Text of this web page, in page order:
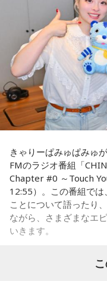
して、戦争体験の聞き
だ、普通の空襲は、家
いた人が分かりますが
た人ばかりで、調査は
そこで、齊藤さんをは
テレビなどの協力を得
告も出しながら、列車
のご遺族も多く、次か
割の亡くなった方のお
いのはな慰霊碑
合わせて、地元の皆さ
ようになりました。
かくかわいくして恋人
て「前髪が崩れちゃっ
だから、ちゃんと暑さ
うがいいよ！ ハンディ
んだよ！ 熱中症になっ
当たったら神宮公演も
暑いからね（笑）。恋
汗をかいて「前髪がな
前タオルと一緒に汗拭
「当たったら」だもん
（笑）！ だって、2人
行けて、ライブにも行
ように♡
※放送エリア外の方は
きゃりーぱみゅぱみゅ
FMのラジオ番組「
Chapter #0 ～Touch
12:55）。この番組で
ことについて語ったり
ながら、さまざまなエ
いきます。
8月2日（日）放送のゲ
を企業理念に掲げる株